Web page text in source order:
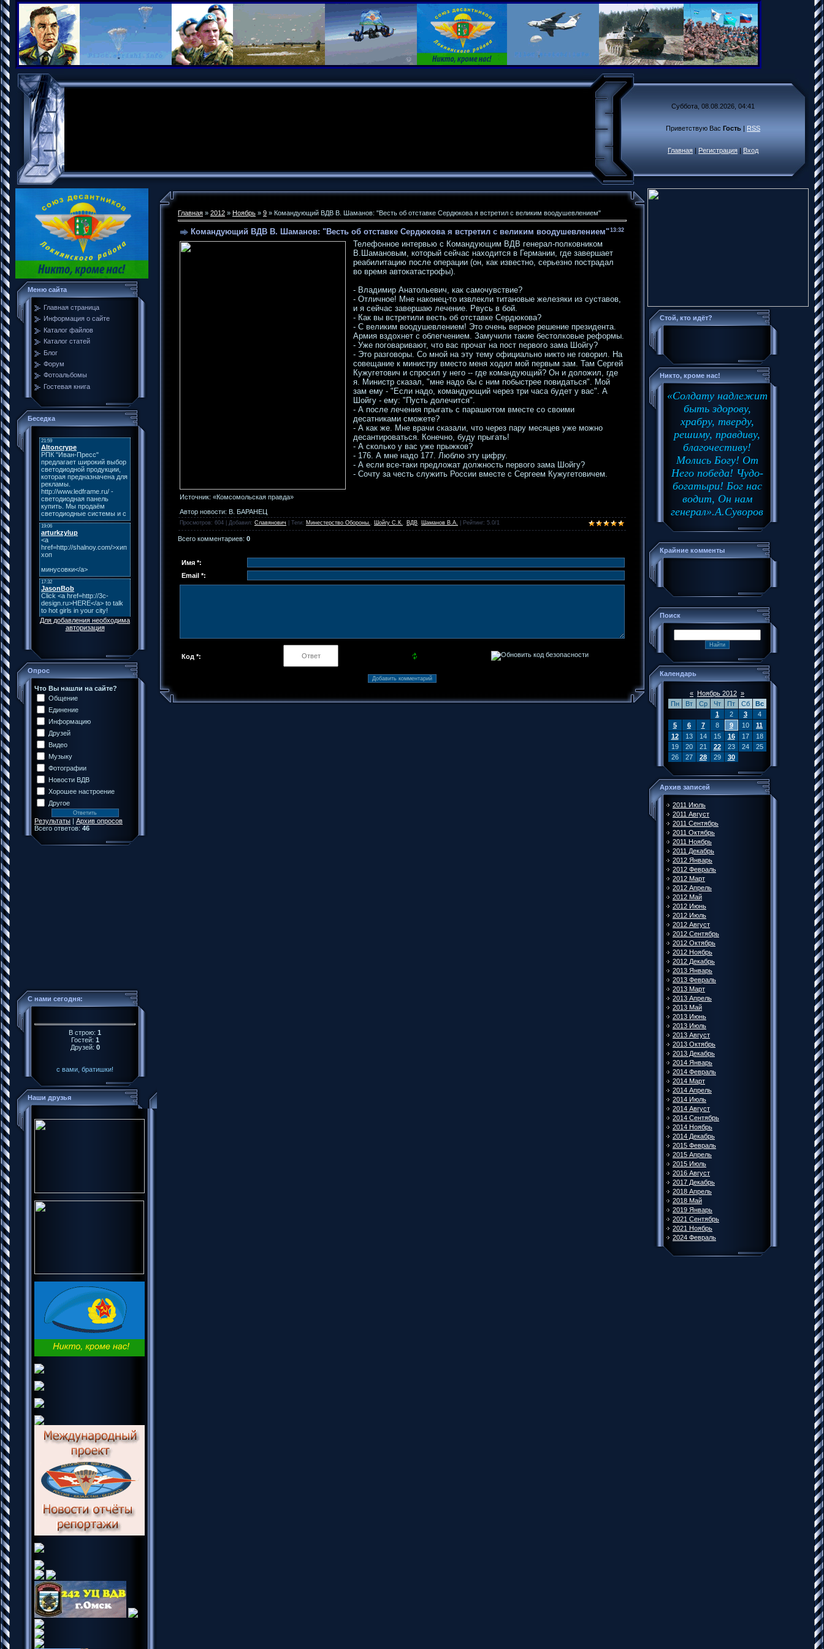
Суббота, 08.08.2026, 04:41
Приветствую Вас Гость | RSS
Главная | Регистрация | Вход
Меню сайта
Главная страница
Информация о сайте
Каталог файлов
Каталог статей
Блог
Форум
Фотоальбомы
Гостевая книга
Беседка
Для добавления необходима
авторизация
Опрос
Что Вы нашли на сайте?
Общение
Единение
Информацию
Друзей
Видео
Музыку
Фотографии
Новости ВДВ
Хорошее настроение
Другое
Результаты | Архив опросов
Всего ответов: 46
С нами сегодня:
В строю: 1
Гостей: 1
Друзей: 0
с вами, братишки!
Наши друзья
Главная » 2012 » Ноябрь » 9 » Командующий ВДВ В. Шаманов: "Весть об отставке Сердюкова я встретил с великим воодушевлением"
13:32
Командующий ВДВ В. Шаманов: "Весть об отставке Сердюкова я встретил с великим воодушевлением"
Телефонное интервью с Командующим ВДВ генерал-полковником
В.Шамановым, который сейчас находится в Германии, где завершает
реабилитацию после операции (он, как известно, серьезно пострадал
во время автокатастрофы).
- Владимир Анатольевич, как самочувствие?
- Отличное! Мне наконец-то извлекли титановые железяки из суставов,
и я сейчас завершаю лечение. Рвусь в бой.
- Как вы встретили весть об отставке Сердюкова?
- С великим воодушевлением! Это очень верное решение президента.
Армия вздохнет с облегчением. Замучили такие бестолковые реформы.
- Уже поговаривают, что вас прочат на пост первого зама Шойгу?
- Это разговоры. Со мной на эту тему официально никто не говорил. На
совещание к министру вместо меня ходил мой первым зам. Там Сергей
Кужугетович и спросил у него -- где командующий? Он и доложил, где
я. Министр сказал, "мне надо бы с ним побыстрее повидаться". Мой
зам ему - "Если надо, командующий через три часа будет у вас". А
Шойгу - ему: "Пусть долечится".
- А после лечения прыгать с парашютом вместе со своими
десатниками сможете?
- А как же. Мне врачи сказали, что через пару месяцев уже можно
десантироваться. Конечно, буду прыгать!
- А сколько у вас уже прыжков?
- 176. А мне надо 177. Люблю эту цифру.
- А если все-таки предложат должность первого зама Шойгу?
- Сочту за честь служить России вместе с Сергеем Кужугетовичем.
Источник: «Комсомольская правда»
Автор новости: В. БАРАНЕЦ
Просмотров: 604 | Добавил: Славянович Теги: Минестерство Обороны. Шойгу С.К. ВДВ Шаманов В.А. Рейтинг: 5.0/1
Всего комментариев: 0
Имя *:
Email *:
Код *:
Стой, кто идёт?
Никто, кроме нас!
«Солдату надлежит
быть здорову,
храбру, тверду,
решиму, правдиву,
благочестиву!
Молись Богу! От
Него победа! Чудо-
богатыри! Бог нас
водит, Он нам
генерал».А.Суворов
Крайние комменты
Поиск
Календарь
« Ноябрь 2012 »
Пн
Вт Ср Чт Пт Сб
Вс
1
2 3
4
5
6 7 8 9 10
11
12
13 14 15 16 17
18
19
20 21 22 23 24
25
26
27 28 29 30
Архив записей
2011 Июль
2011 Август
2011 Сентябрь
2011 Октябрь
2011 Ноябрь
2011 Декабрь
2012 Январь
2012 Февраль
2012 Март
2012 Апрель
2012 Май
2012 Июнь
2012 Июль
2012 Август
2012 Сентябрь
2012 Октябрь
2012 Ноябрь
2012 Декабрь
2013 Январь
2013 Февраль
2013 Март
2013 Апрель
2013 Май
2013 Июнь
2013 Июль
2013 Август
2013 Октябрь
2013 Декабрь
2014 Январь
2014 Февраль
2014 Март
2014 Апрель
2014 Июль
2014 Август
2014 Сентябрь
2014 Ноябрь
2014 Декабрь
2015 Февраль
2015 Апрель
2015 Июль
2016 Август
2017 Декабрь
2018 Апрель
2018 Май
2019 Январь
2021 Сентябрь
2021 Ноябрь
2024 Февраль